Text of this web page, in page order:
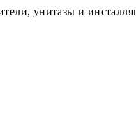
унитазы и